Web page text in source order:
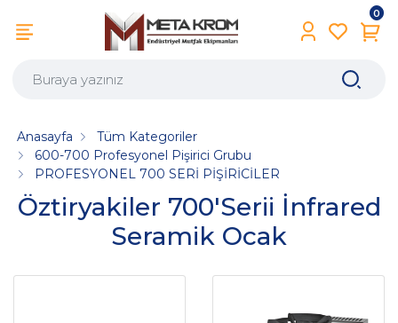
0
Öztiryakiler 700'Serii İnfrared
Seramik Ocak
Anasayfa
Tüm Kategoriler
600-700 Profesyonel Pişirici Grubu
PROFESYONEL 700 SERİ PİŞİRİCİLER